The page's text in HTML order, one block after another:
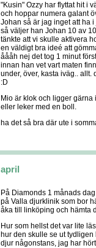
"Kusin" Ozzy har flyttat hit i
och hoppar numera galant
Johan så är jag inget att ha
så väljer han Johan 10 av
tänkte att vi skulle aktivera
en väldigt bra ideé att
åååh nej det tog 1 minut
innan han vet vart maten
under, över, kasta iväg..
:D
Mio är klok och ligger
eller leker med en boll.
ha det så bra där ute i
april
På Diamonds 1 månads
på Valla djurklinik som bor
åka till linköping och hämta
Hur som hellst det var lite
hur den skulle se ut
djur någonstans, jag har